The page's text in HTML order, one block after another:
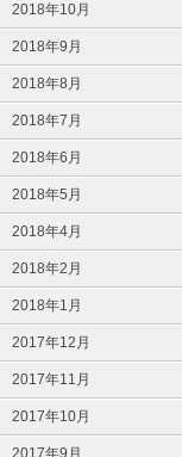
2018年10月
2018年9月
2018年8月
2018年7月
2018年6月
2018年5月
2018年4月
2018年2月
2018年1月
2017年12月
2017年11月
2017年10月
2017年9月